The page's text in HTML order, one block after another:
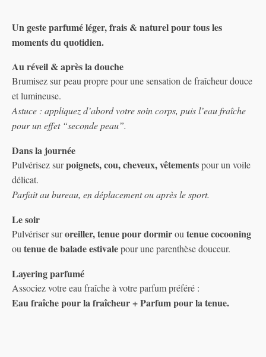
Un geste parfumé léger, frais & naturel pour tous les
moments du quotidien.
Au réveil & après la douche
Brumisez sur peau propre pour une sensation de fraîcheur douce
et lumineuse.
Astuce : appliquez d’abord votre soin corps, puis l’eau fraîche
pour un effet “seconde peau”.
Dans la journée
Pulvérisez surpoignets, cou, cheveux, vêtementspour un voile
délicat.
Parfait au bureau, en déplacement ou après le sport.
Le soir
Pulvériser suroreiller, tenue pour dormirou tenue cocooning
ou tenue de balade estivalepour une parenthèse douceur.
Layering parfumé
Associez votre eau fraîche à votre parfum préféré :
Eau fraîche pour la fraîcheur + Parfum pour la tenue.